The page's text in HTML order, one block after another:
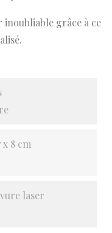
inoubliable grâce à ce
x 8 cm
laser